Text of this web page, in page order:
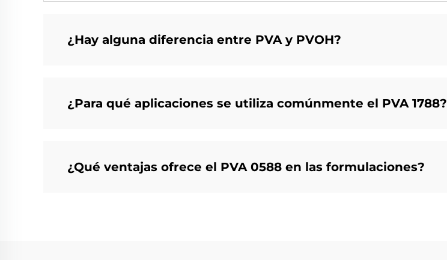
¿Hay alguna diferencia entre PVA y PVOH?
¿Para qué aplicaciones se utiliza comúnmente el PVA 1788?
¿Qué ventajas ofrece el PVA 0588 en las formulaciones?